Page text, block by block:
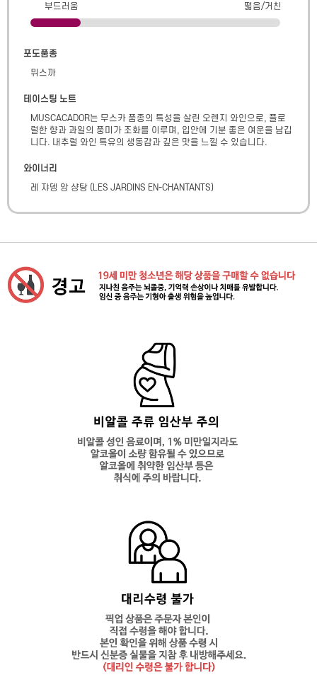
부드러움 떫음/거친
포도품종
뮈스까
테이스팅 노트
MUSCACADOR는 무스카 품종의 특성을 살린 오렌지 와인으로, 플로
럴한 향과 과일의 풍미가 조화를 이루며, 입안에 기분 좋은 여운을 남깁
니다. 내추럴 와인 특유의 생동감과 깊은 맛을 느낄 수 있습니다.​
와이너리
레 쟈뎅 앙 샹탕 ( LES JARDINS EN-CHANTANTS)